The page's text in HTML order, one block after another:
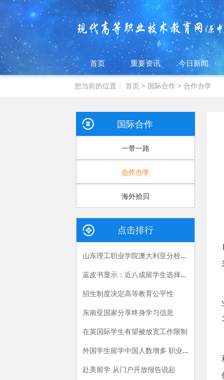
首页 重要资讯 今日新闻
您当前的位置：首页 > 国际合作 >合作办学
国际合作
一带一路
合作办学
海外拾贝
点击排行
山东理工职业学院澳大利亚分校揭牌成立
蓝皮书显示：近八成留学生选择回国就业
招生制度决定高等教育公平性
东南亚国家分享终身学习信息
在英国际学生有望被放宽工作限制
外国学生留学中国人数增多 职业教育掀起小高潮
赴美留学 从门户开放报告说起